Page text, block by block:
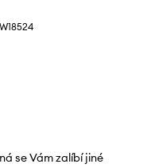
se Vám zalíbí jiné